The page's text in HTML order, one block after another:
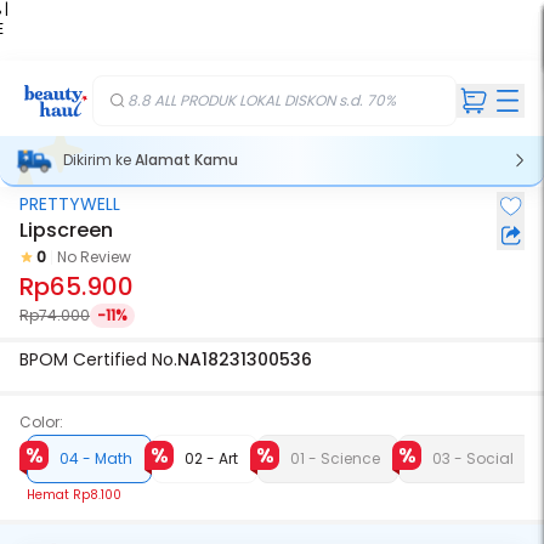
|
8.8 ALL PRODUK LOKAL DISKON s.d. 70%
Dikirim keAlamat Kamu
PRETTYWELL
Lipscreen
0 No Review
Rp65.900
Rp74.000 -11%
BPOM Certified No.NA18231300536
Color:
04 - Math
Hemat Rp8.100
02 - Art 01 - Science 03 - Social